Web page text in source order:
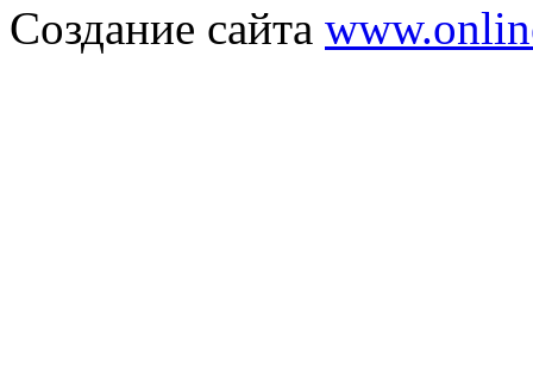
Создание сайта